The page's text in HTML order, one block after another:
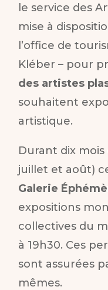
le service des
mise à
l’office de
Kléber – pour
des artistes
souhaitent
artistique.
Durant dix mois
juillet et août)
Galerie
expositions
collectives du
à 19h30. Ces
sont assurées
mêmes.